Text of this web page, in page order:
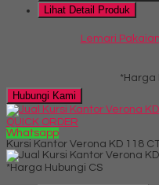
Lihat Detail Produk
Lemari
*Harga
Hubungi Kami
QUICK ORDER
Whatsapp
Kursi Kantor Verona KD 118
*Harga Hubungi CS